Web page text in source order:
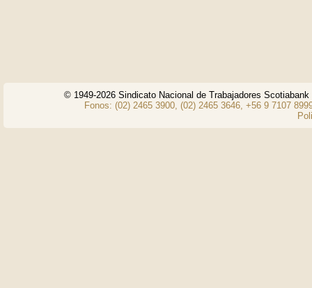
© 1949-2026 Sindicato Nacional de Trabajadores
Fonos: (02) 2465 3900, (02) 2465 3646, +56 9 7107